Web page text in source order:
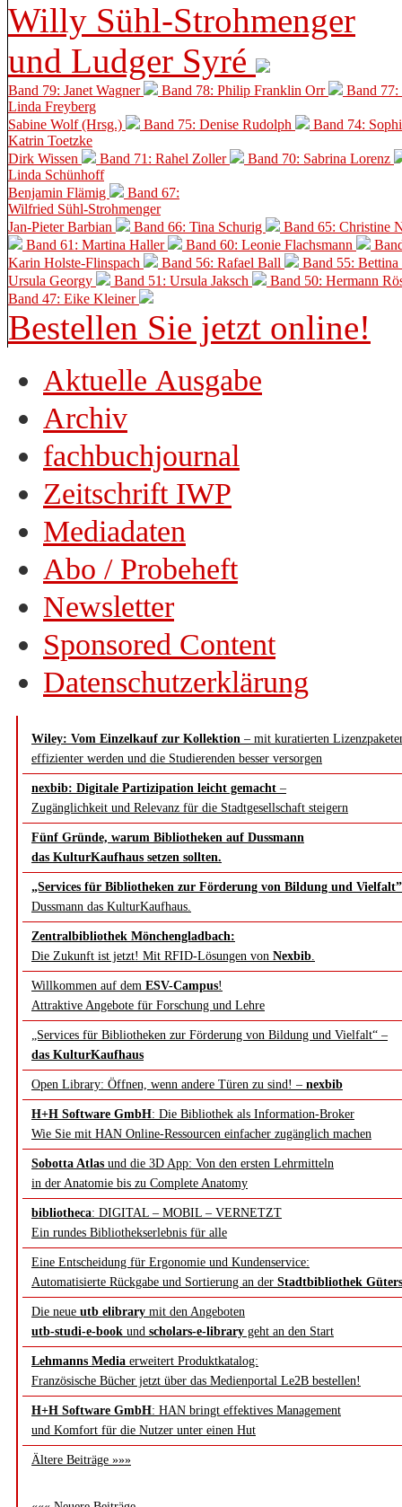
Willy Sühl-Strohmenger
und Ludger Syré
Band 79: Janet Wagner Band 78: Philip Franklin Orr
Band
Linda Freyberg
Sabine Wolf (Hrsg.)
Band 75: Denise Rudolph
Band 74:
Katrin Toetzke
Dirk Wissen
Band 71: Rahel Zoller
Band 70: Sabrina Lorenz
Linda Schünhoff
Benjamin Flämig
Band 67:
Wilfried Sühl-Strohmenger
Jan-Pieter Barbian
Band 66: Tina Schurig
Band 65: Christine
Band 61: Martina Haller
Band 60: Leonie Flachsmann
Karin Holste-Flinspach
Band 56: Rafael Ball
Band 55:
Ursula Georgy
Band 51: Ursula Jaksch Band 50: Hermann
Band 47: Eike Kleiner
Bestellen Sie jetzt online!
Aktuelle Ausgabe
Archiv
fachbuchjournal
Zeitschrift IWP
Mediadaten
Abo / Probeheft
Newsletter
Sponsored Content
Datenschutzerklärung
Wiley: Vom Einzelkauf zur Kollektion – mit kuratierten
effizienter werden und die Studierenden besser versorgen
nexbib: Digitale Partizipation leicht gemacht –
Zugänglichkeit und Relevanz für die Stadtgesellschaft steigern
Fünf Gründe, warum Bibliotheken auf Dussmann
das KulturKaufhaus setzen sollten.
„Services für Bibliotheken zur Förderung von Bildung und
Dussmann das KulturKaufhaus.
Zentralbibliothek Mönchengladbach:
Die Zukunft ist jetzt! Mit RFID-Lösungen von Nexbib.
Willkommen auf dem ESV-Campus!
Attraktive Angebote für Forschung und Lehre
„Services für Bibliotheken zur Förderung von Bildung und Vielfalt“ –
das KulturKaufhaus
Open Library: Öffnen, wenn andere Türen zu sind! – nexbib
H+H Software GmbH: Die Bibliothek als Information-Broker
Wie Sie mit HAN Online-Ressourcen einfacher zugänglich machen
Sobotta Atlas und die 3D App: Von den ersten Lehrmitteln
in der Anatomie bis zu Complete Anatomy
bibliotheca: DIGITAL – MOBIL – VERNETZT
Ein rundes Bibliothekserlebnis für alle
Eine Entscheidung für Ergonomie und Kundenservice:
Automatisierte Rückgabe und Sortierung an der Stadtbibliothek
Die neue utb elibrary mit den Angeboten
utb-studi-e-book und scholars-e-library geht an den Start
Lehmanns Media erweitert Produktkatalog:
Französische Bücher jetzt über das Medienportal Le2B bestellen!
H+H Software GmbH: HAN bringt effektives Management
und Komfort für die Nutzer unter einen Hut
Ältere Beiträge »»»